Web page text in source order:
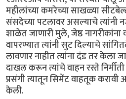
महीलांच्या कमरेच्या साखळ्या
संसदेच्या पटलावर असल्याचे त्यांनी
शाळेत जाणारी मुले, जेष्ठ नागरीकांना
वापरण्यात त्यांनी सुट दिल्याचे
लावणार नाहीत त्यांना दंड तर केला
दाखल करून त्यांचे वाहन रस्ते
प्रसंगी त्यातून सिमेंट वाहतूक करावी
केली.